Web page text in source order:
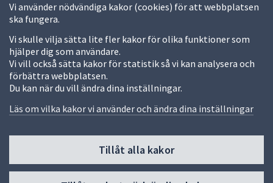
Vi använder nödvändiga kakor (cookies) för att webbplatsen
ska fungera.
Vi skulle vilja sätta lite fler kakor för olika funktioner som
hjälper dig som användare.
Vi vill också sätta kakor för statistik så vi kan analysera och
förbättra webbplatsen.
Du kan när du vill ändra dina inställningar.
Läs om vilka kakor vi använder och ändra dina inställningar
Tillåt alla kakor
Allmänna handlingar och diarium
Behandling av personuppgifter
Kakor
Språk (other languages)
Tillgänglighetsredogörelse
Fler sätt att följa oss